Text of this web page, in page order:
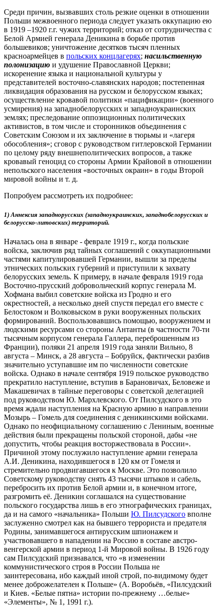
Среди причин, вызвавших столь резкие оценки в отношении
Польши межвоенного периода следует указать оккупацию ею
в 1919 –1920 г.г. чужих территорий; отказ от сотрудничества с
Белой Армией генерала Деникина в борьбе против
большевиков; уничтожение десятков тысяч пленных
красноармейцев в польских концлагерях; насильственную
полонизацию и удушение Православной Церкви;
искоренение языка и национальной культуры у
представителей восточно-славянских народов; постепенная
ликвидация образования на русском и белорусском языках;
осуществление кровавой политики «пацификации» (военного
усмирения) на западнобелорусских и западноукраинских
землях; преследование оппозиционных политических
активистов, в том числе и сторонников объединения с
Советским Союзом и их заключение в тюрьмы и «лагеря
обособления»; сговор с руководством гитлеровской Германии
по целому ряду внешнеполитических вопросов, а также
кровавый геноцид со стороны Армии Крайовой в отношении
непольского населения «восточных окраин» в годы Второй
мировой войны и т. д.
Попробуем рассмотреть их подробнее:
1) Аннексия западнорусских (западноукраинских, западнобелорусских и
белорусско-литовских) территорий.
Началась она в январе - феврале 1919 г., когда польские
войска, заключив ряд тайных соглашений с оккупационными
частями капитулировавшей Германии, вышли за пределы
этнических польских губерний и приступили к захвату
белорусских земель. К примеру, в начале февраля 1919 года
Восточно-прусский добровольческий корпус генерала М.
Хофмана выбил советские войска из Гродно и его
окрестностей, а несколько дней спустя передал его вместе с
Белостоком и Волковыском в руки вооруженных польских
формирований. Воспользовавшись помощью, вооружением и
людскими ресурсами со стороны Антанты (в частности 70-ти
тысячным корпусом генерала Галлера, переброшенным из
Франции), поляки 21 апреля 1919 года заняли Вильно, 8
августа – Минск, а 28 августа – Бобруйск, фактически разбив
значительно уступавшие им по численности советские
войска. Однако в начале сентября 1919 польское руководство
прекратило наступление, вступив в Барановичах, Беловеже и
Макашевичах в тайные переговоры с советской делегацией
под руководством Ю. Мархлевского. От Пилсудского в это
время ждали наступления на Красную армию в направлении
Мозырь – Гомель для соединения с деникинскими войсками.
Однако по неофициальному соглашению с Лениным, военные
действия были прекращены польской стороной, дабы «не
допустить, чтобы реакция восторжествовала в России».
Причиной этому послужило наступление армии генерала
А.И. Деникина, находившегося в 120 км от Гомеля и
стремительно продвигавшегося к Москве. Это позволило
Советскому руководству снять 43 тысячи штыков и сабель,
перебросить их против Белой армии и, в конечном итоге,
разгромить её. Деникин соглашался на существование
польского государства лишь в его этнографических границах,
да и на самого «начальника» Польши Ю. Пилсудского вполне
заслуженно смотрел как на бывшего террориста и предателя
Родины, занимавшегося антирусским шпионажем и
участвовавшего в нападении на Россию в составе австро-
венгерской армии в период 1-й Мировой войны. В 1926 году
сам Пилсудский признавался, что «в изменении
коммунистического строя в России Польша не
заинтересована, ибо каждый иной строй, по-видимому будет
менее доброжелателен к Польше» (А. Воробьёв, «Пилсудский
и Киев. «Белые пятна» истории по-прежнему …белые»
«Элементы», № 1, 1991 г.).